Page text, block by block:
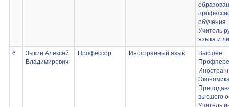
обучения
Учитель
языка и
6
Зыкин Алексей
Владимирович
Профессор Иностранный язык
Высшее.
высшего
Учитель